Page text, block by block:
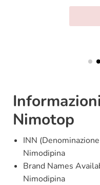
Nimotop
INN
Nimodipina
Brand Names
Nimodipina